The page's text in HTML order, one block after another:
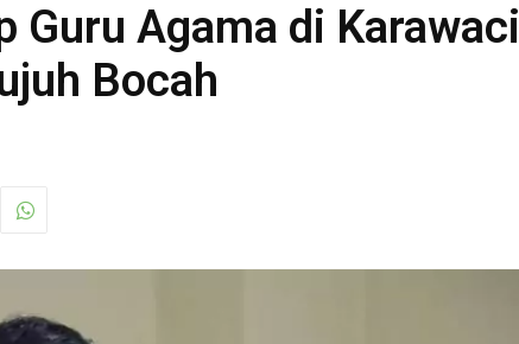
Guru Agama di Karawaci
Bocah